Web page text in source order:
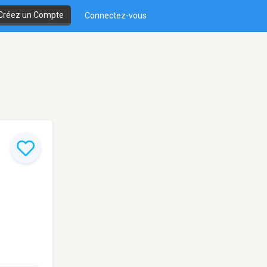
un Compte Connectez-vous